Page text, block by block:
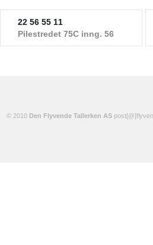
22 56 55 11
Pilestredet 75C inng. 56
© 2010 Den Flyvende Tallerken AS